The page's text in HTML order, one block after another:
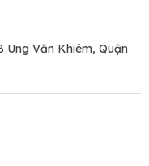
Ung Văn Khiêm, Quận